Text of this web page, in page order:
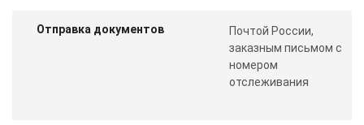
Отправка документов
Почтой России,
заказным письмом с
номером
отслеживания